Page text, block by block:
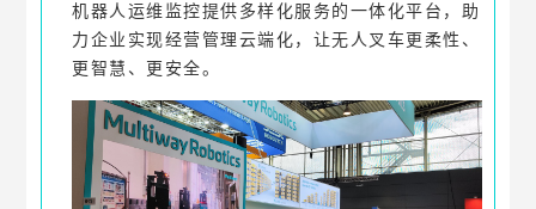
机器人运维监控提供多样化服务的一体化平台，助
力企业实现经营管理云端化，让无人叉车更柔性、
更智慧、更安全。